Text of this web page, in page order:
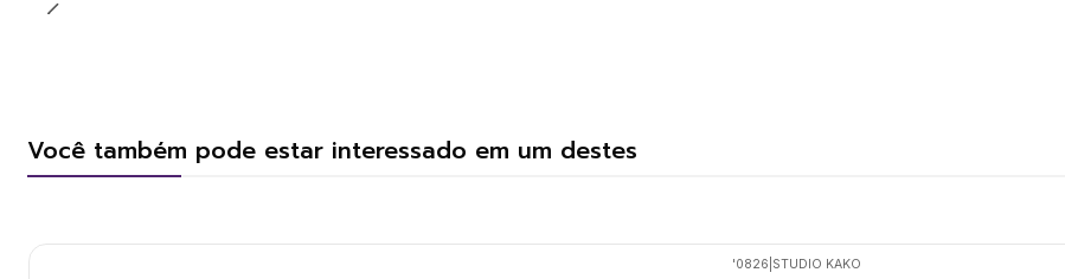
Você também pode estar interessado em um destes
'0826 STUDIO KAKO